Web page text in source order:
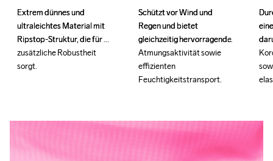
Extrem dünnes und
ultraleichtes Material mit
Ripstop-Struktur, die für
zusätzliche Robustheit
sorgt.
Extrem dünnes und
ultraleichtes Material mit
Ripstop-Struktur, die für
zusätzliche Robustheit
sorgt.
Schützt vor Wind und
Regen und bietet
gleichzeitig hervorragende
Atmungsaktivität sowie
effizienten
Feuchtigkeitstransport.
Schützt vor Wind und
Regen und bietet
gleichzeitig hervorragende
Atmungsaktivität sowie
effizienten
Feuchtigkeitstransport.